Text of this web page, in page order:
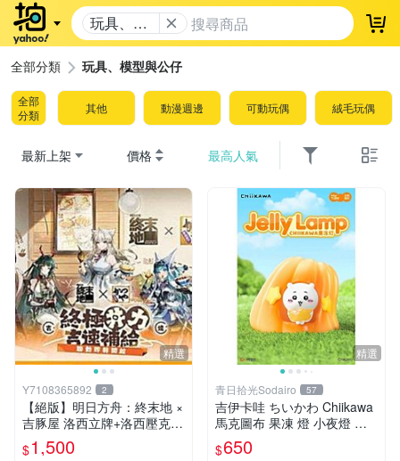
玩具、模
型與公仔
登
全部分類 玩具、模型與公仔
全部
分類
其他 動漫週邊 可動玩偶 絨毛玩偶
最新上架 價格 最高人氣
精選
Y7108365892 2
【絕版】明日方舟：終末地 ×
吉豚屋 洛西立牌+洛西壓克力
吊飾+洛西透卡
$1,500
精選
青日拾光Sodairo 57
吉伊卡哇 ちいかわ Chiikawa
馬克圖布 果凍 燈 小夜燈 吉
伊 烏薩奇
$650